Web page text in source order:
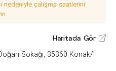
nedeniyle çalışma saatlerini
Haritada Gör V
Sokağı, 35360 Konak/